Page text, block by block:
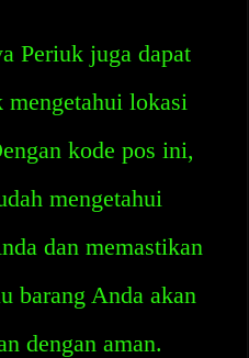
Periuk juga dapat
mengetahui lokasi
kode pos ini,
mengetahui
dan memastikan
barang Anda akan
dengan aman.